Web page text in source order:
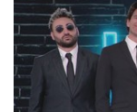
Anche se l'Italia non
contesto globale
lontano.